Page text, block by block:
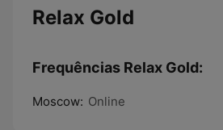
Relax Gold
Frequências Relax Gold:
Moscow: Online